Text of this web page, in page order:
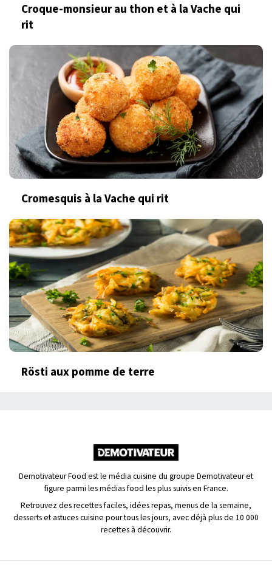
Croque-monsieur au thon et à la Vache qui
rit
Cromesquis à la Vache qui rit
Rösti aux pomme de terre
Demotivateur Food est le média cuisine du groupe Demotivateur et
figure parmi les médias food les plus suivis en France.
Retrouvez des recettes faciles, idées repas, menus de la semaine,
desserts et astuces cuisine pour tous les jours, avec déjà plus de 10 000
recettes à découvrir.